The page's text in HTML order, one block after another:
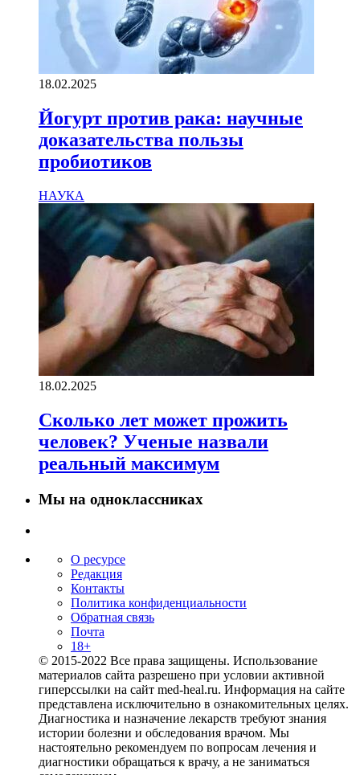
18.02.2025
Йогурт против рака: научные
доказательства пользы
пробиотиков
НАУКА
18.02.2025
Сколько лет может прожить
человек? Ученые назвали
реальный максимум
Мы на одноклассниках
О ресурсе
Редакция
Контакты
Политика конфиденциальности
Обратная связь
Почта
18+
© 2015-2022 Все права защищены. Использование
материалов сайта разрешено при условии активной
гиперссылки на сайт med-heal.ru. Информация на сайте
представлена исключительно в ознакомительных целях.
Диагностика и назначение лекарств требуют знания
истории болезни и обследования врачом. Мы
настоятельно рекомендуем по вопросам лечения и
диагностики обращаться к врачу, а не заниматься